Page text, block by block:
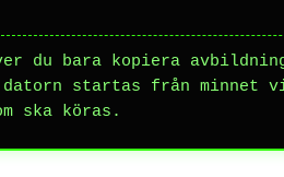
du bara kopiera
startas från minnet
ska köras.